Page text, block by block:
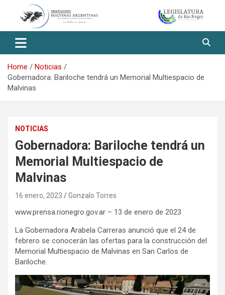
Observatorio Malvinas – Río
Negro
Home
Noticias
Gobernadora: Bariloche tendrá un Memorial Multiespacio de
Malvinas
NOTICIAS
Gobernadora: Bariloche tendrá un
Memorial Multiespacio de
Malvinas
16 enero, 2023 Gonzalo Torres
www.prensa.rionegro.gov.ar – 13 de enero de 2023
La Gobernadora Arabela Carreras anunció que el 24 de
febrero se conocerán las ofertas para la construcción del
Memorial Multiespacio de Malvinas en San Carlos de
Bariloche.